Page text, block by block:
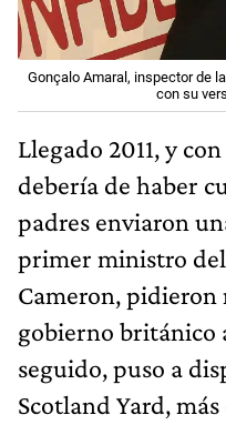
Gonçalo Amaral, inspector de
con su
Llegado 2011, y
debería de haber
padres enviaron
primer ministro
Cameron, pidieron
gobierno británico
seguido, puso a
Scotland Yard,